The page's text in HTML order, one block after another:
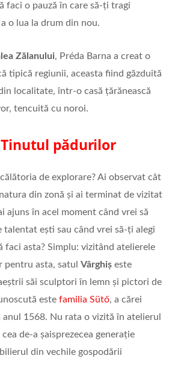
faci o pauză în care să-ți tragi
o lua la drum din nou.
Zălanului, Préda Barna a creat o
tipică regiunii, aceasta fiind găzduită
localitate, într-o casă țărănească
tencuită cu noroi.
Tinutul pădurilor
de explorare? Ai observat cât
din zonă și ai terminat de vizitat
ajuns în acel moment când vrei să
talentat ești sau când vrei să-ți alegi
faci asta? Simplu: vizitând atelierele
pentru asta, satul Vârghiș este
săi sculptori în lemn și pictori de
este familia Sütő, a cărei
1568. Nu rata o vizită în atelierul
de-a șaisprezecea generație
din vechile gospodării